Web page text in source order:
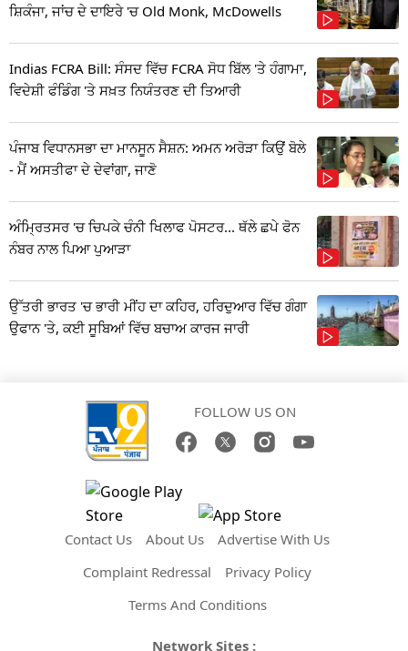
ਸ਼ਿਕੰਜਾ, ਜਾਂਚ ਦੇ ਦਾਇਰੇ 'ਚ Old Monk, McDowells
Indias FCRA Bill: ਸੰਸਦ ਵਿੱਚ FCRA ਸੋਧ ਬਿੱਲ 'ਤੇ ਹੰਗਾਮਾ,
ਵਿਦੇਸ਼ੀ ਫੰਡਿੰਗ 'ਤੇ ਸਖ਼ਤ ਨਿਯੰਤਰਣ ਦੀ ਤਿਆਰੀ
ਪੰਜਾਬ ਵਿਧਾਨਸਭਾ ਦਾ ਮਾਨਸੂਨ ਸੈਸ਼ਨ: ਅਮਨ ਅਰੋੜਾ ਕਿਉਂ ਬੋਲੇ
- ਮੈਂ ਅਸਤੀਫਾ ਦੇ ਦੇਵਾਂਗਾ, ਜਾਣੋ
ਅੰਮ੍ਰਿਤਸਰ 'ਚ ਚਿਪਕੇ ਚੰਨੀ ਖਿਲਾਫ ਪੋਸਟਰ... ਥੱਲੇ ਛਪੇ ਫੋਨ
ਨੰਬਰ ਨਾਲ ਪਿਆ ਪੁਆੜਾ
ਉੱਤਰੀ ਭਾਰਤ 'ਚ ਭਾਰੀ ਮੀਂਹ ਦਾ ਕਹਿਰ, ਹਰਿਦੁਆਰ ਵਿੱਚ ਗੰਗਾ
ਉਫਾਨ 'ਤੇ, ਕਈ ਸੂਬਿਆਂ ਵਿੱਚ ਬਚਾਅ ਕਾਰਜ ਜਾਰੀ
FOLLOW US ON
Contact Us About Us
Advertise With Us
Complaint Redressal
Privacy Policy
Terms And Conditions
Network Sites :